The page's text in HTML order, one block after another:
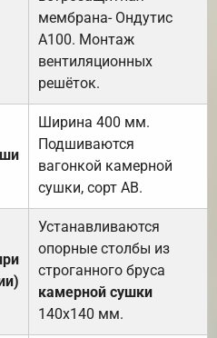
мембрана- Ондутис
А100. Монтаж
вентиляционных
решёток.
Ширина 400 мм.
Подшиваются
вагонкой камерной
сушки, сорт АВ.
Устанавливаются
опорные столбы из
строганного бруса
камерной сушки
140х140 мм.